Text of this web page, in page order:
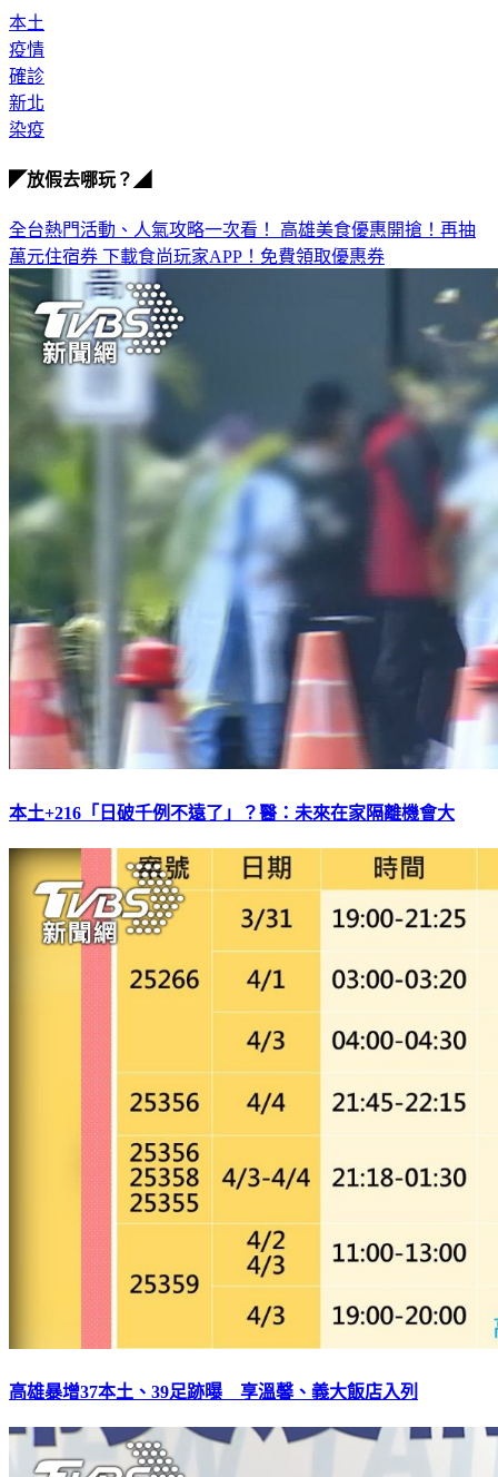
本土
疫情
確診
新北
染疫
◤放假去哪玩？◢
全台熱門活動、人氣攻略一次看！ 高雄美食優惠開搶！再抽
萬元住宿券 下載食尚玩家APP！免費領取優惠券
本土+216「日破千例不遠了」？醫：未來在家隔離機會大
高雄暴增37本土、39足跡曝 享溫馨、義大飯店入列